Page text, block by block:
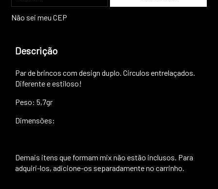
Não sei meu CEP
Descrição
Par de brincos com design duplo. Circulos entrelaçados.
Diferente e estiloso!
Peso: 5,7gr
Dimensões:
Demais itens que formam mix não estão inclusos. Para
adquiri-los, adicione-os separadamente no carrinho.